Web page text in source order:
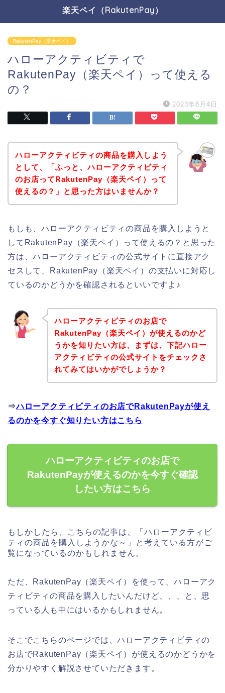
楽天ペイ（RakutenPay）
RakutenPay（楽天ペイ）
ハローアクティビティで
RakutenPay（楽天ペイ）って使える
の？
2023年8月4日
ハローアクティビティの商品を購入しよう
として、「ふっと、ハローアクティビティ
のお店ってRakutenPay（楽天ペイ）って
使えるの？」と思った方はいませんか？
もしも、ハローアクティビティの商品を購入しようと
してRakutenPay（楽天ペイ）って使えるの？と思った
方は、ハローアクティビティの公式サイトに直接アク
セスして、RakutenPay（楽天ペイ）の支払いに対応し
ているのかどうかを確認されるといいですよ♪
ハローアクティビティのお店で
RakutenPay（楽天ペイ）が使えるのかど
うかを知りたい方は、まずは、下記ハロー
アクティビティの公式サイトをチェックさ
れてみてはいかがでしょうか？
⇒ハローアクティビティのお店でRakutenPayが使え
るのかを今すぐ知りたい方はこちら
ハローアクティビティのお店で
RakutenPayが使えるのかを今すぐ確認
したい方はこちら
もしかしたら、こちらの記事は、「ハローアクティビ
ティの商品を購入しようかな～」と考えている方がご
覧になっているのかもしれません。
ただ、RakutenPay（楽天ペイ）を使って、ハローアク
ティビティの商品を購入したいんだけど、、、と、思
っている人も中にはいるかもしれません。
そこでこちらのページでは、ハローアクティビティの
お店でRakutenPay（楽天ペイ）が使えるのかどうかを
分かりやすく解説させていただきます。